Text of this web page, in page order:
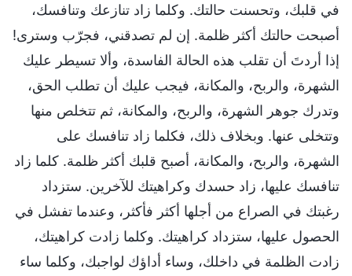
في قلبك، وتحسنت حالتك. وكلما زاد تنازعك وتنافسك،
أصبحت حالتك أكثر ظلمة. إن لم تصدقني، فجرّب وسترى!
إذا أردتَ أن تقلب هذه الحالة الفاسدة، وألا تسيطر عليك
الشهرة، والربح، والمكانة، فيجب عليك أن تطلب الحق،
وتدرك جوهر الشهرة، والربح، والمكانة، ثم تتخلص منها
وتتخلى عنها. وبخلاف ذلك، فكلما زاد تنافسك على
الشهرة، والربح، والمكانة، أصبح قلبك أكثر ظلمة. كلما زاد
تنافسك عليها، زاد حسدك وكراهيتك للآخرين. ستزداد
رغبتك في الصراع من أجلها أكثر فأكثر، وعندما تفشل في
الحصول عليها، ستزداد كراهيتك. وكلما زادت كراهيتك،
زادت الظلمة في داخلك، وساء أداؤك لواجبك، وكلما ساء